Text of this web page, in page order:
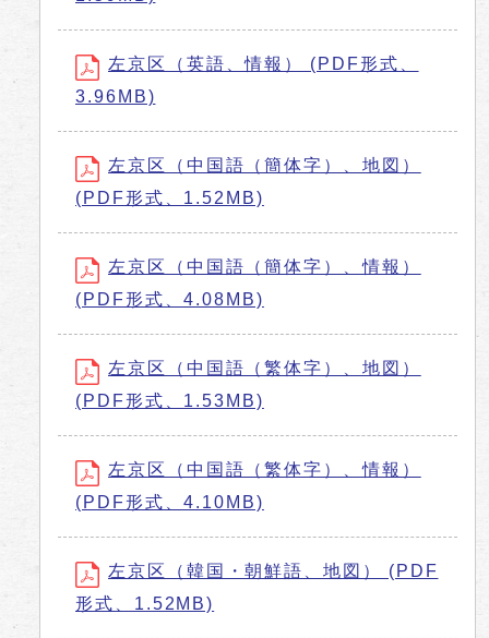
左京区（英語、情報） (PDF形式、
3.96MB)
左京区（中国語（簡体字）、地図）
(PDF形式、1.52MB)
左京区（中国語（簡体字）、情報）
(PDF形式、4.08MB)
左京区（中国語（繁体字）、地図）
(PDF形式、1.53MB)
左京区（中国語（繁体字）、情報）
(PDF形式、4.10MB)
左京区（韓国・朝鮮語、地図） (PDF
形式、1.52MB)